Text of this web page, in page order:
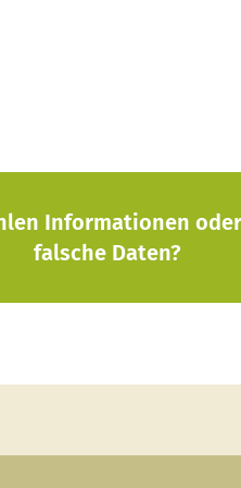
Informationen oder
falsche Daten?